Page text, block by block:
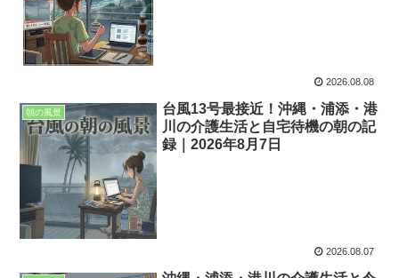
2026.08.08
朝の風景
台風13号最接近！沖縄・浦添・港
川の介護生活と自宅待機の朝の記
録｜2026年8月7日
2026.08.07